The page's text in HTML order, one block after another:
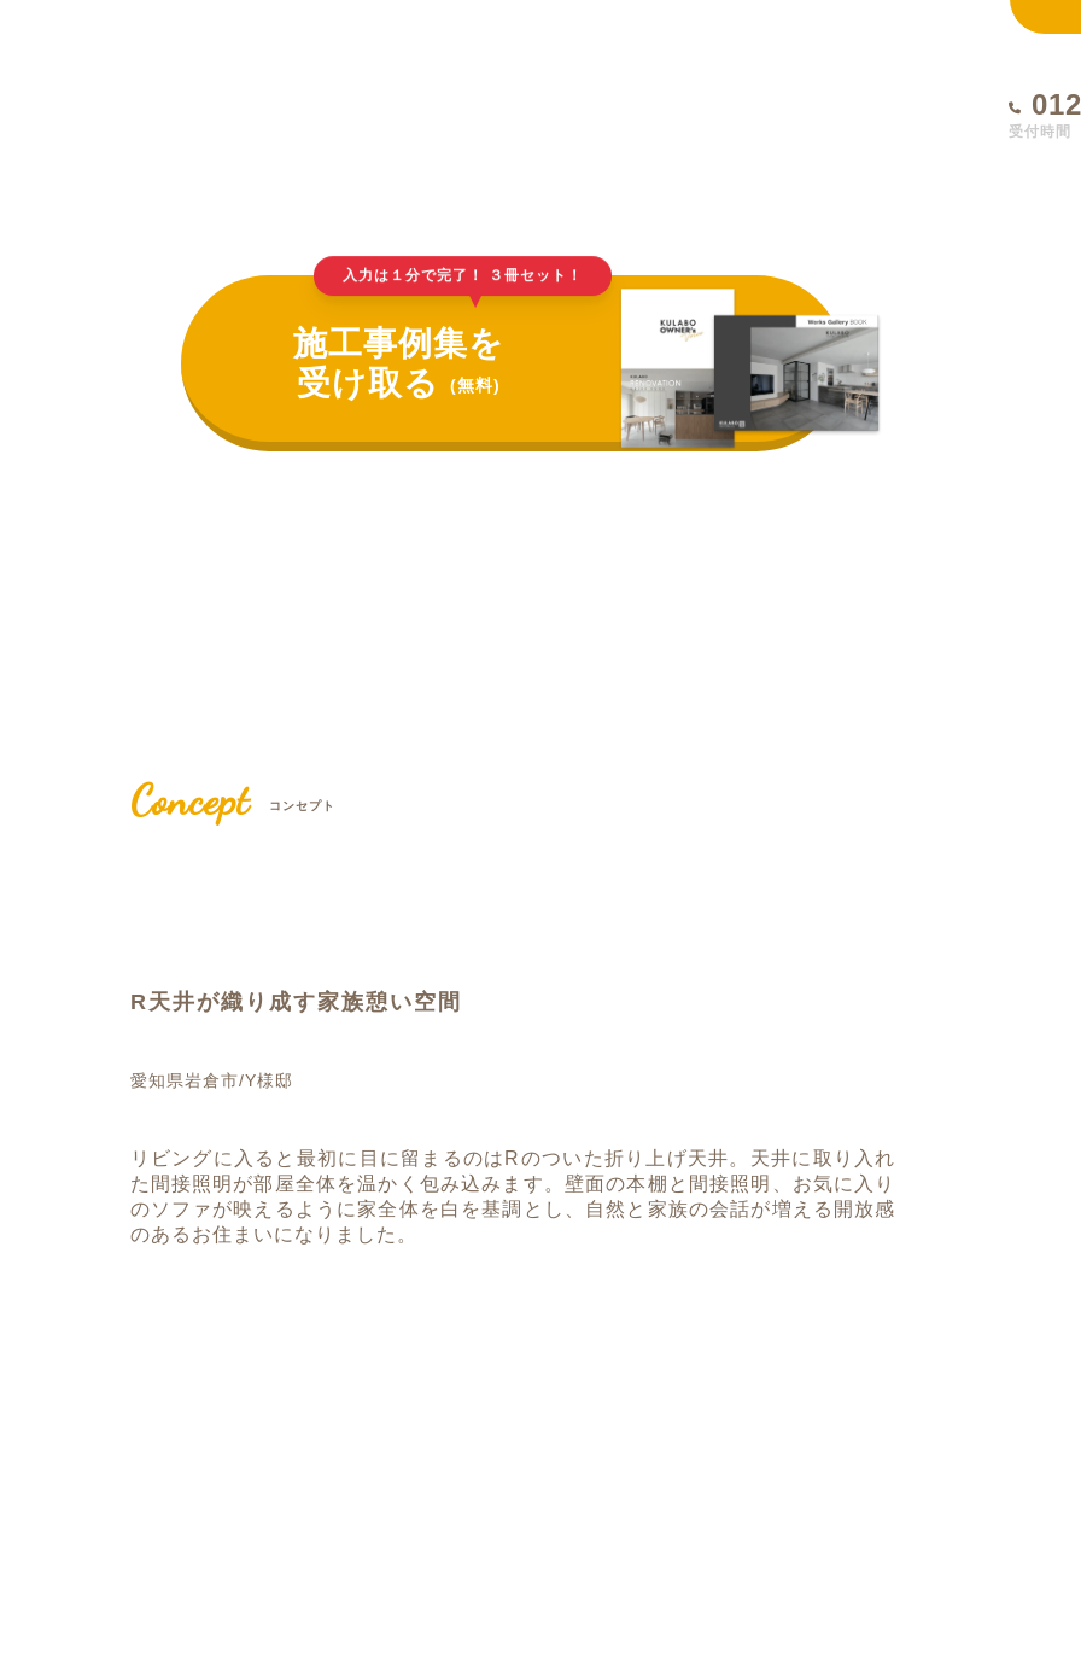
入力は１分で完了！ ３冊セット！
▲
施工事例集を
受け取る(無料)
Concept コンセプト
R天井が織り成す家族憩い空間
愛知県岩倉市/Y様邸
リビングに入ると最初に目に留まるのはRのついた折り上げ天井。天井に取り入れ
た間接照明が部屋全体を温かく包み込みます。壁面の本棚と間接照明、お気に入り
のソファが映えるように家全体を白を基調とし、自然と家族の会話が増える開放感
のあるお住まいになりました。
受付時